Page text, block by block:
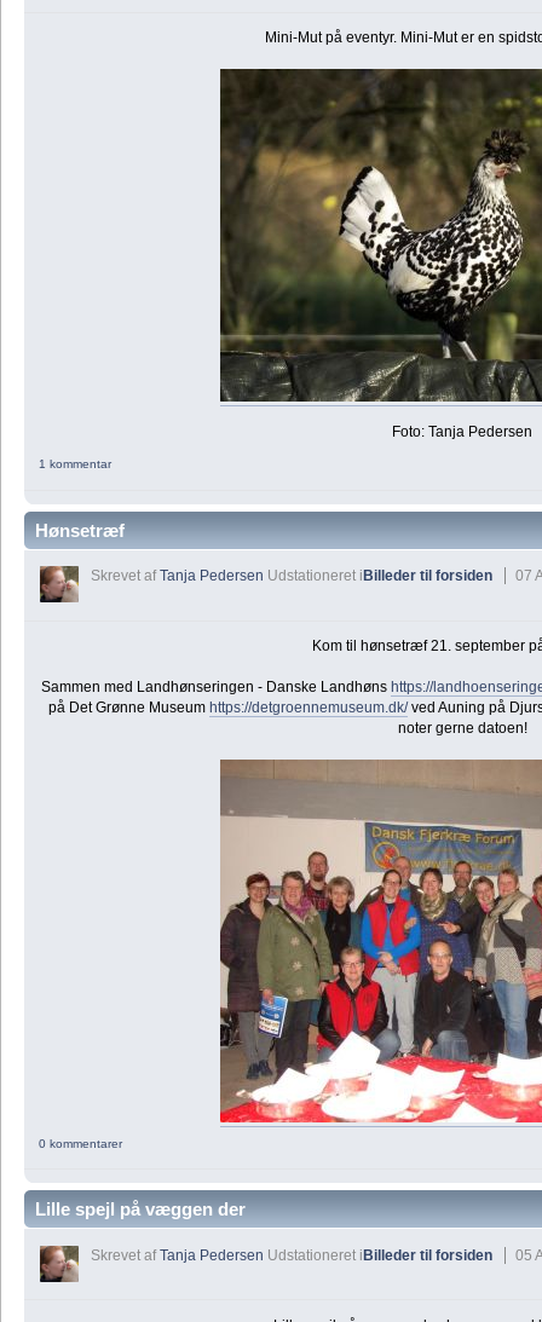
Mini-Mut på eventyr. Mini-Mut er en
Foto: Tanja Pedersen
1 kommentar
Hønsetræf
Skrevet afTanja Pedersen Udstationeret i Billeder til forsiden 07
Kom til hønsetræf 21. september
Sammen med Landhønseringen - Danske Landhøns https://
på Det Grønne Museum https://detgroennemuseum.dk/ved Auning på
noter gerne datoen!
0 kommentarer
Lille spejl på væggen der
Skrevet afTanja Pedersen Udstationeret i Billeder til forsiden 05